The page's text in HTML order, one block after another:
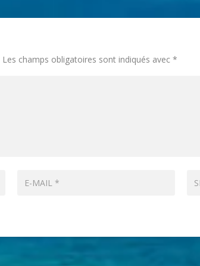
Les champs obligatoires sont indiqués avec*